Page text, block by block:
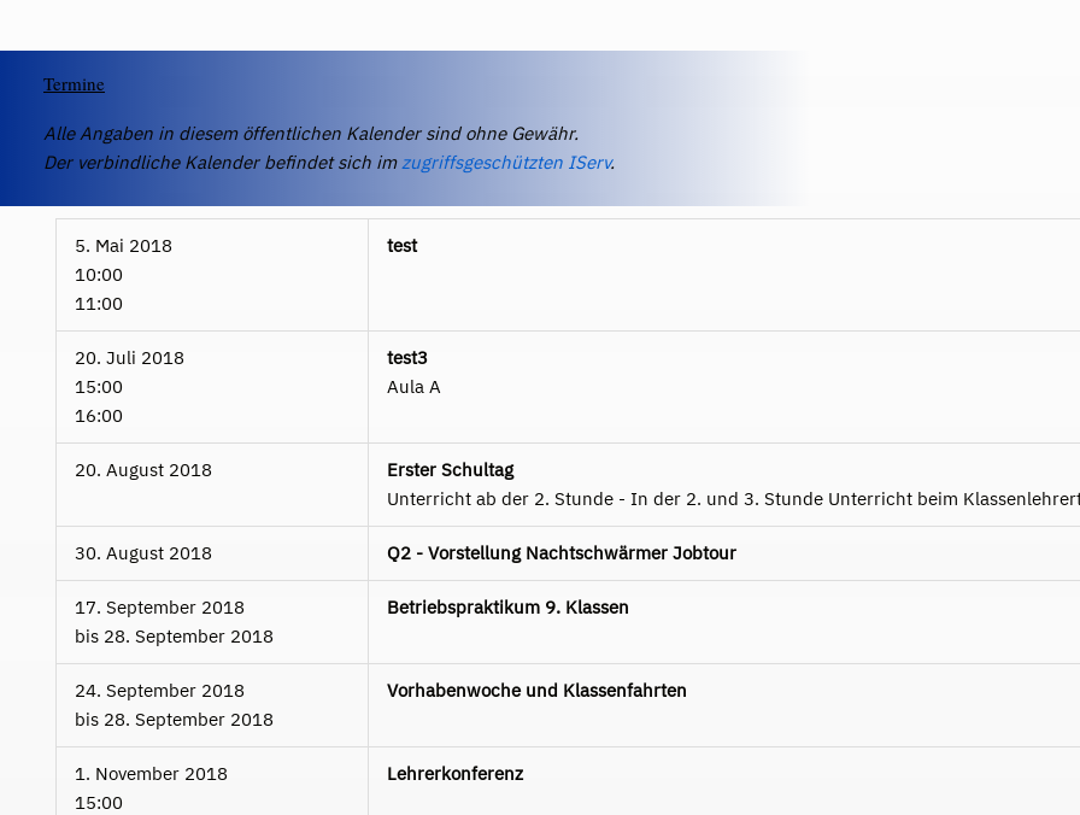
Termine
Alle Angaben in diesem öffentlichen Kalender sind ohne Gewähr.
Der verbindliche Kalender befindet sich imzugriffsgeschützten IServ.
5. Mai 2018
10:00
11:00
test
20. Juli 2018
15:00
16:00
test3
Aula A
20. August 2018
Erster Schultag
Unterricht ab der 2. Stunde - In der 2. und 3. Stunde Unterricht beim
30. August 2018 Q2 - Vorstellung Nachtschwärmer Jobtour
17. September 2018
bis 28. September 2018
Betriebspraktikum 9. Klassen
24. September 2018
bis 28. September 2018
Vorhabenwoche und Klassenfahrten
1. November 2018
15:00
Lehrerkonferenz